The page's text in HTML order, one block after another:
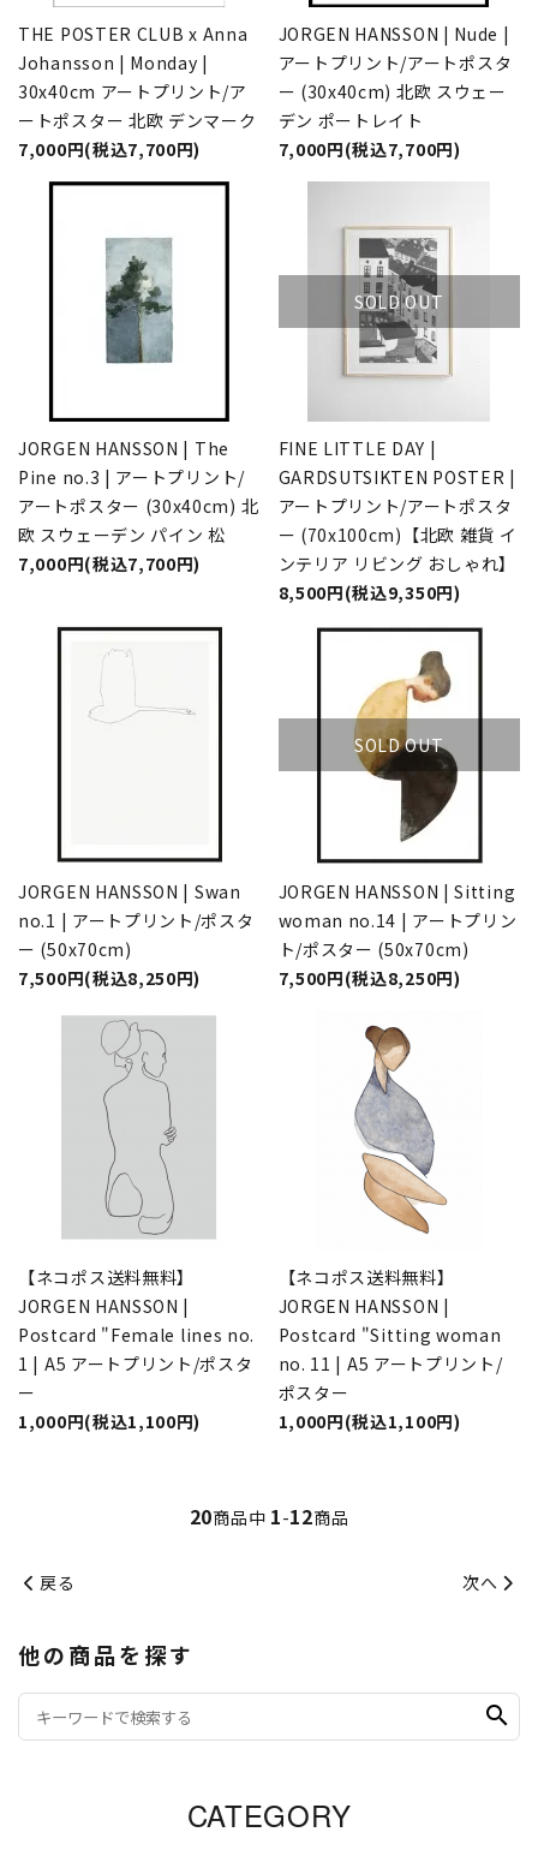
THE POSTER CLUB x Anna
Johansson | Monday |
30x40cm アートプリント/ア
ートポスター 北欧 デンマーク
7,000円(税込7,700円)
JORGEN HANSSON | Nude |
アートプリント/アートポスタ
ー (30x40cm) 北欧 スウェー
デン ポートレイト
7,000円(税込7,700円)
JORGEN HANSSON | The
Pine no.3 | アートプリント/
アートポスター (30x40cm) 北
欧 スウェーデン パイン 松
7,000円(税込7,700円)
SOLD OUT
FINE LITTLE DAY |
GARDSUTSIKTEN POSTER |
アートプリント/アートポスタ
ー (70x100cm)【北欧 雑貨 イ
ンテリア リビング おしゃれ】
8,500円(税込9,350円)
JORGEN HANSSON | Swan
no.1 | アートプリント/ポスタ
ー (50x70cm)
7,500円(税込8,250円)
SOLD OUT
JORGEN HANSSON | Sitting
woman no.14 | アートプリン
ト/ポスター (50x70cm)
7,500円(税込8,250円)
【ネコポス送料無料】
JORGEN HANSSON |
Postcard "Female lines no.
1 | A5 アートプリント/ポスタ
ー
1,000円(税込1,100円)
【ネコポス送料無料】
JORGEN HANSSON |
Postcard "Sitting woman
no. 11 | A5 アートプリント/
ポスター
1,000円(税込1,100円)
20商品中 1-12商品
戻る 次へ
他の商品を探す
search
CATEGORY